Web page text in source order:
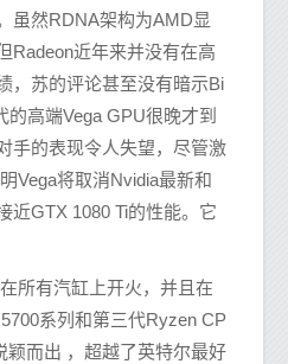
虽然RDNA架构为AMD显
Radeon近年来并没有在高
，苏的评论甚至没有暗示Bi
高端Vega GPU很晚才到
手的表现令人失望，尽管激
Vega将取消Nvidia最新和
近GTX 1080 Ti的性能。它
所有汽缸上开火，并且在
系列和第三代Ryzen CP
颖而出 ，超越了英特尔最好